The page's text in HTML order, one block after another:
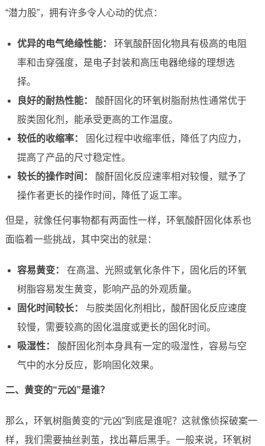
“潜力股”，拥有许多令人心动的优点：
优异的电气绝缘性能：
环氧酸酐固化物具有极高的电阻
率和击穿强度，是电子封装和高压电器绝缘的理想选
择。
良好的耐热性能：
酸酐固化的环氧树脂耐热性通常优于
胺类固化剂，能承受更高的工作温度。
较低的收缩率：
固化过程中收缩率低，降低了内应力，
提高了产品的尺寸稳定性。
较长的操作时间：
酸酐固化反应速率相对较慢，赋予了
操作者更长的操作时间，降低了返工率。
但是，就像任何事物都有两面性一样，环氧酸酐固化体系也
面临着一些挑战，其中突出的就是：
容易黄变：
在高温、光照或氧化条件下，固化后的环氧
树脂容易发生黄变，影响产品的外观质量。
固化时间较长：
与胺类固化剂相比，酸酐固化反应速度
较慢，需要较高的固化温度或更长的固化时间。
吸湿性：
酸酐固化剂本身具有一定的吸湿性，容易与空
气中的水分反应，影响固化效果。
二、黄变的“元凶”是谁？
那么，环氧树脂黄变的“元凶”到底是谁呢？这就像侦探破案一
样，我们需要抽丝剥茧，找出幕后黑手。一般来说，环氧树